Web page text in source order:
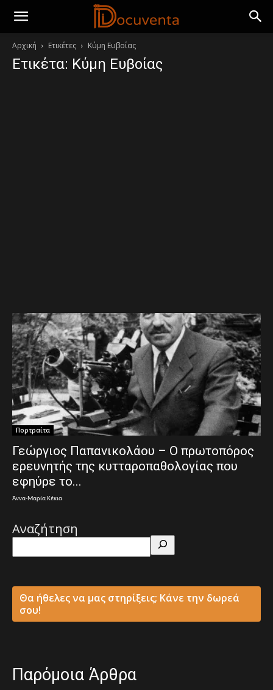
Αρχική Ετικέτες Κύμη Ευβοίας
Ετικέτα: Κύμη Ευβοίας
Πορτραίτα
Γεώργιος Παπανικολάου – Ο πρωτοπόρος
ερευνητής της κυτταροπαθολογίας που
εφηύρε το...
Άννα-Μαρία Κέκια
Αναζήτηση
Θα ήθελες να μας στηρίξεις; Κάνε την δωρεά
σου!
Παρόμοια Άρθρα